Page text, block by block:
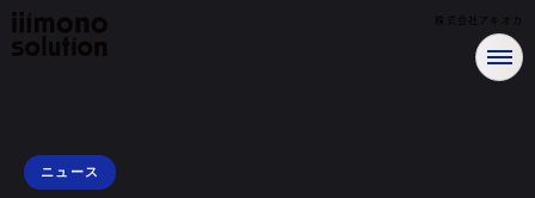
株式会社アキオカ
ニュース